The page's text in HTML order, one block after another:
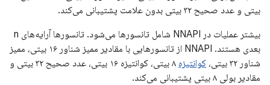
بیتی و عدد صحیح ۳۲ بیتی بدون علامت پشتیبانی می‌کند.
بیشتر عملیات در NNAPI شامل تانسورها می‌شود. تانسورها آرایه‌های n
بعدی هستند. NNAPI از تانسورهایی با مقادیر ممیز شناور ۱۶ بیتی، ممیز
شناور ۳۲ بیتی،
کوانتیزه
۸ بیتی، کوانتیزه ۱۶ بیتی، عدد صحیح ۳۲ بیتی و
مقادیر بولی ۸ بیتی پشتیبانی می‌کند.